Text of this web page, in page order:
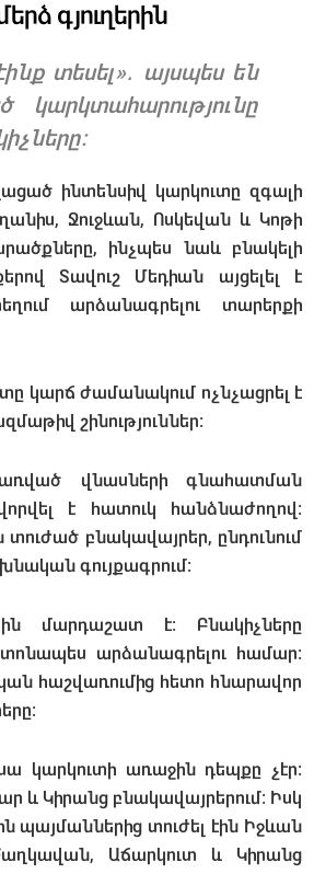
գյուղերին
տեսել»․ այսպես են
կարկտահարությունը
ինտենսիվ կարկուտը զգալի
Ջուջևան, Ոսկեվան և Կոթի
ինչպես նաև բնակելի
Տավուշ Մեդիան այցելել է
արձանագրելու տարերքի
կարճ ժամանակում ոչնչացրել է
շինություններ։
վնասների գնահատման
է հատուկ հանձնաժողով։
տուժած բնակավայրեր, ընդունում
գույքագրում։
մարդաշատ է։ Բնակիչները
արձանագրելու համար։
հաշվառումից հետո հնարավոր
կարկուտի առաջին դեպքը չէր։
և Կիրանց բնակավայրերում։ Իսկ
պայմաններից տուժել էին Իջևան
Աճարկուտ և Կիրանց